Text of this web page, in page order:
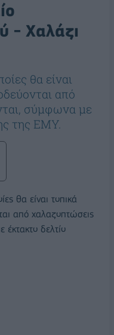
- Χαλάζι
θα είναι
από
σύμφωνα με
της ΕΜΥ.
θα είναι τοπικά
από χαλαζοπτώσεις
δελτίο